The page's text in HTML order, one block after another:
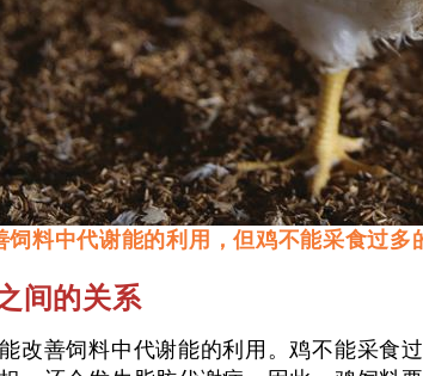
饲料中代谢能的利用，但鸡不能采食过
间的关系
善饲料中代谢能的利用。鸡不能采食